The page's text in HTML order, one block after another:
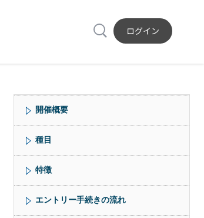
ログイン
開催概要
種目
特徴
エントリー手続きの流れ